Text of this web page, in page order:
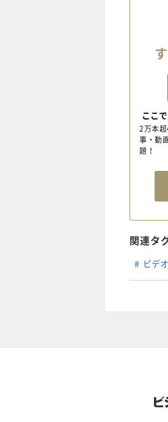
ここ
2万本
事・動
題！
関連タ
ビデ